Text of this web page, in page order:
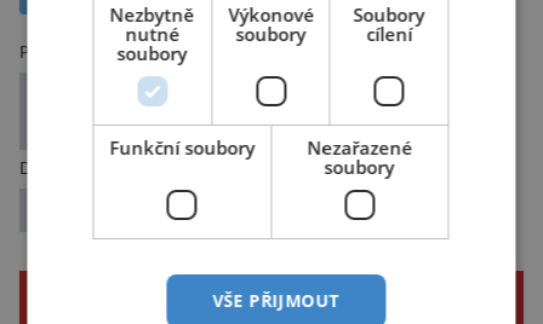
Předchozí článek
8 nejvýznamnějších zoologických zahrad na
Další článek
8 nevydařených atentátů na hlavy států
SOUVISEJÍCÍ ČLÁNKY
Nezbytně
nutné
soubory
Výkonové
soubory
Soubory
cílení
Funkční soubory
Nezařazené
soubory
VŠE PŘIJMOUT